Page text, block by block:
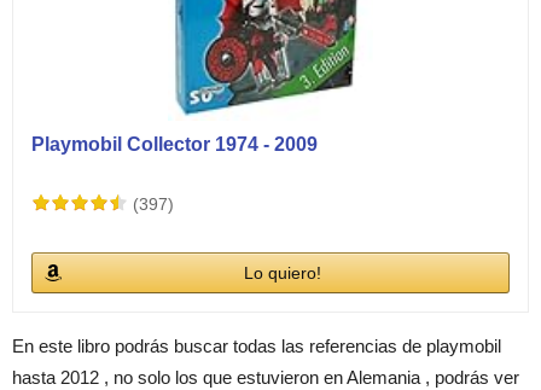
Playmobil Collector 1974 - 2009
(397)
Lo quiero!
En este libro podrás buscar todas las referencias de playmobil
hasta 2012 , no solo los que estuvieron en Alemania , podrás ver